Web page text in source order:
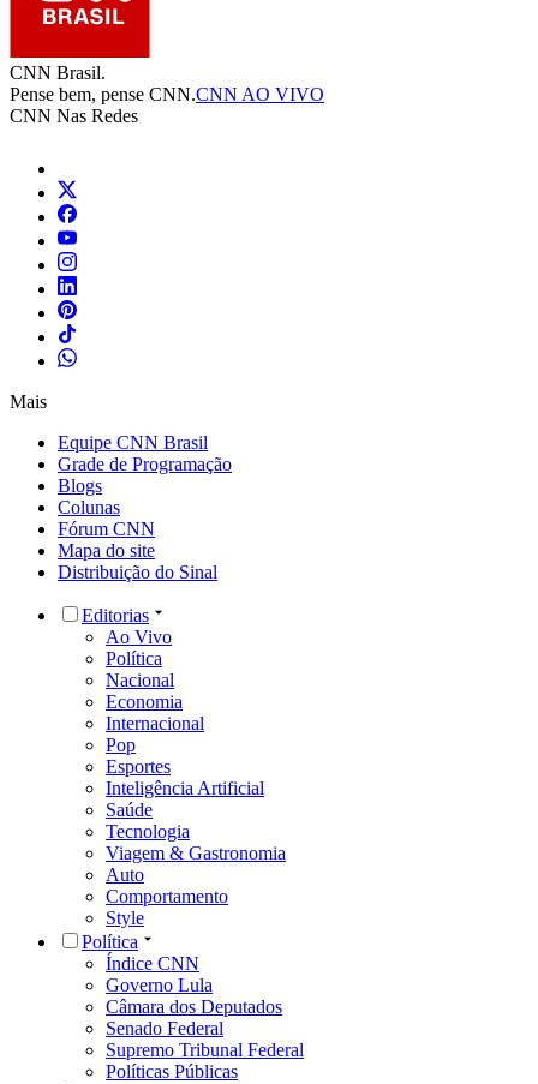
CNN Brasil.
Pense bem, pense CNN.CNN AO VIVO
CNN Nas Redes
Mais
Equipe CNN Brasil
Grade de Programação
Blogs
Colunas
Fórum CNN
Mapa do site
Distribuição do Sinal
Editorias
Ao Vivo
Política
Nacional
Economia
Internacional
Pop
Esportes
Inteligência Artificial
Saúde
Tecnologia
Viagem & Gastronomia
Auto
Comportamento
Style
Política
Índice CNN
Governo Lula
Câmara dos Deputados
Senado Federal
Supremo Tribunal Federal
Políticas Públicas